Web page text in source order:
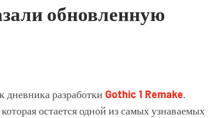
обновленную
дневника разработки Gothic 1 Remake.
остается одной из самых узнаваемых